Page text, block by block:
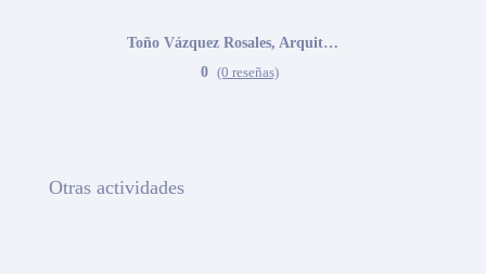
Toño Vázquez Rosales, Arquitecto
0 (0 reseñas)
Otras actividades